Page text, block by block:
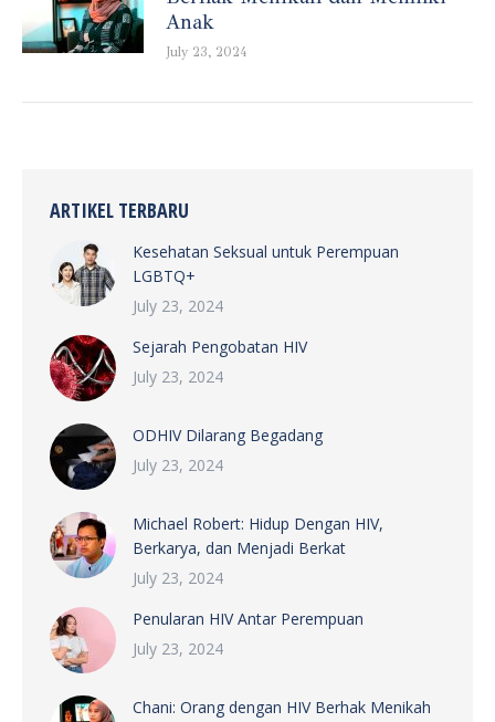
Anak
July 23, 2024
ARTIKEL TERBARU
Kesehatan Seksual untuk Perempuan
LGBTQ+
July 23, 2024
Sejarah Pengobatan HIV
July 23, 2024
ODHIV Dilarang Begadang
July 23, 2024
Michael Robert: Hidup Dengan HIV,
Berkarya, dan Menjadi Berkat
July 23, 2024
Penularan HIV Antar Perempuan
July 23, 2024
Chani: Orang dengan HIV Berhak Menikah